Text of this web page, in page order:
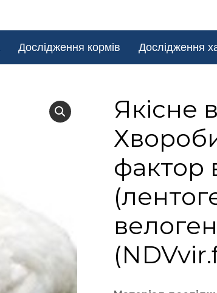
Дослідження кормів Дослідження
Якісне
фактор